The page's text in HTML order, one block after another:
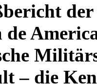
de
– die